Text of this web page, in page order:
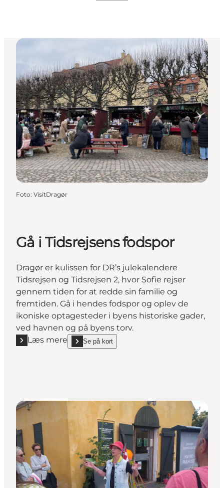
Foto: VisitDragør
Gå i Tidsrejsens fodspor
Dragør er kulissen for DR’s julekalendere
Tidsrejsen og Tidsrejsen 2, hvor Sofie rejser
gennem tiden for at redde sin familie og
fremtiden. Gå i hendes fodspor og oplev de
ikoniske optagesteder i byens historiske gader,
ved havnen og på byens torv.
Læs mere
Læs mere "Gå i Tidsrejsens fodspor"
Se på kort
show Gå i Tidsrejsens fodspor on_map